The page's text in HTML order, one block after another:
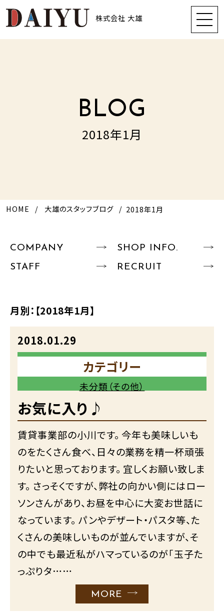
株式会社 大雄
BLOG
2018年1月
HOME 大雄のスタッフブログ 2018年1月
COMPANY
SHOP INFO.
STAFF
RECRUIT
月別： 【2018年1月】
2018.01.29
カテゴリー
未分類（その他）
お気に入り♪
賃貸事業部の小川です。 今年も美味しいも
のをたくさん食べ、日々の業務を精一杯頑張
りたいと思っております。 宜しくお願い致しま
す。 さっそくですが、弊社の向かい側にはロー
ソンさんがあり、お昼を中心に大変お世話に
なっています。 パンやデザート・パスタ等、た
くさんの美味しいものが並んでいますが、そ
の中でも最近私がハマっているのが｢玉子た
っぷりタ……
MORE